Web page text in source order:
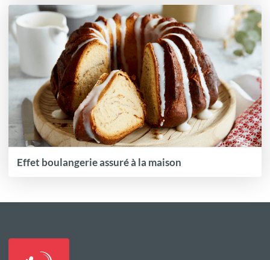
Effet boulangerie assuré à la maison